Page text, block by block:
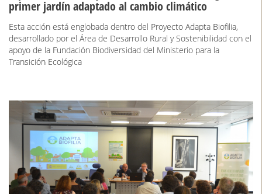
primer jardín adaptado al cambio climático
Esta acción está englobada dentro del Proyecto Adapta Biofilia,
desarrollado por el Área de Desarrollo Rural y Sostenibilidad con el
apoyo de la Fundación Biodiversidad del Ministerio para la
Transición Ecológica